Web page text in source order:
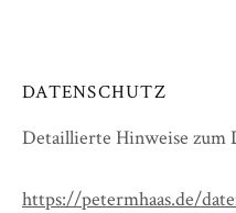
DATENSCHUTZ
Detaillierte Hinweise zum
https://petermhaas.de/